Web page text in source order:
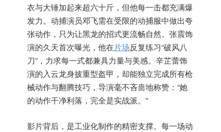
衣与大锤加起来超六十斤，但他每一击都充满爆
发力。动捕演员邓飞需在受限的动捕服中做出夸
张动作，只为让黑龙的招式更流畅自然。张震饰
演的久天首次曝光，他在片场反复练习“破风八
刀”，力求每一式都兼具力量与美感。辛芷蕾饰
演的入云龙身披重型盔甲，却能独立完成所有枪
械动作与翻腾技巧，导演毫不吝啬地称赞：“她
的动作干净利落，完全是实战派。”
影片背后，是工业化制作的精密支撑。每一场动